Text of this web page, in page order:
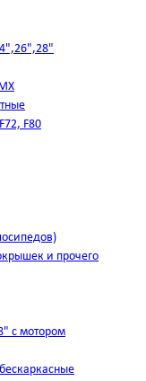
F80
и прочего
с мотором